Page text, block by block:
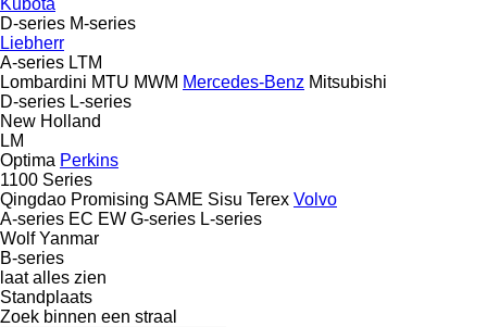
D-series M-series
Liebherr
A-series LTM
Lombardini MTU MWM Mercedes-Benz Mitsubishi
D-series L-series
New Holland
LM
Optima Perkins
1100 Series
Qingdao Promising SAME Sisu Terex Volvo
A-series EC EW G-series L-series
Wolf Yanmar
B-series
laat alles zien
Standplaats
Zoek binnen een straal